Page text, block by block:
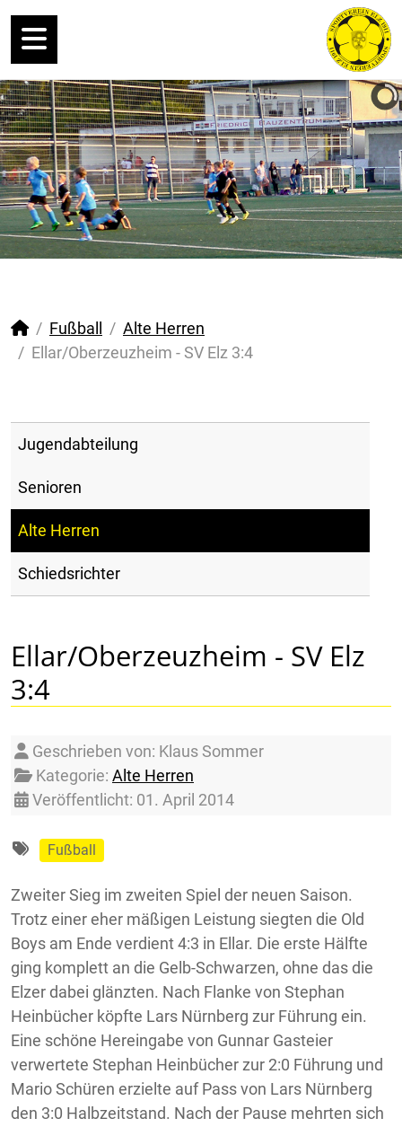
Fußball
Alte Herren
Ellar/Oberzeuzheim - SV Elz 3:4
Jugendabteilung
Senioren
Alte Herren
Schiedsrichter
Ellar/Oberzeuzheim - SV Elz
3:4
Details
Geschrieben von: Klaus Sommer
Kategorie: Alte Herren
Veröffentlicht: 01. April 2014
Fußball
Zweiter Sieg im zweiten Spiel der neuen Saison.
Trotz einer eher mäßigen Leistung siegten die Old
Boys am Ende verdient 4:3 in Ellar. Die erste Hälfte
ging komplett an die Gelb-Schwarzen, ohne das die
Elzer dabei glänzten. Nach Flanke von Stephan
Heinbücher köpfte Lars Nürnberg zur Führung ein.
Eine schöne Hereingabe von Gunnar Gasteier
verwertete Stephan Heinbücher zur 2:0 Führung und
Mario Schüren erzielte auf Pass von Lars Nürnberg
den 3:0 Halbzeitstand. Nach der Pause mehrten sich